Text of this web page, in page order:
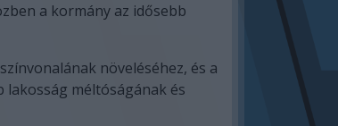
a kormány az idősebb
növeléséhez, és a
méltóságának és